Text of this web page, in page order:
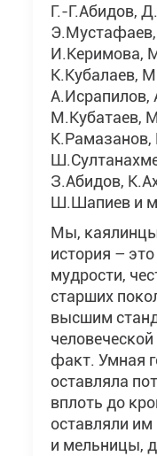
Г.-Г.Абидов,
Э.Мустафаев,
И.Керимова,
К.Кубалаев,
А.Исрапилов,
М.Кубатаев,
К.Рамазанов,
З.Абидов,
Ш.Шапиев и
Мы,
история –
мудрости,
старших
высшим
факт. Умная
оставляла
вплоть до
оставляли
и мельницы,